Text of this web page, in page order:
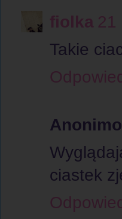
fiolka 21
Takie
ciastek